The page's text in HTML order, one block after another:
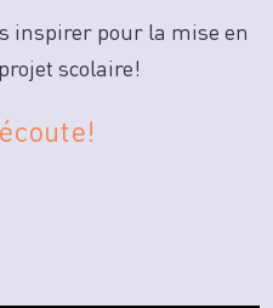
inspirer pour la mise en
scolaire!